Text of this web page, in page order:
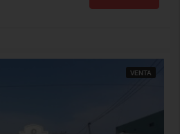
VENTA